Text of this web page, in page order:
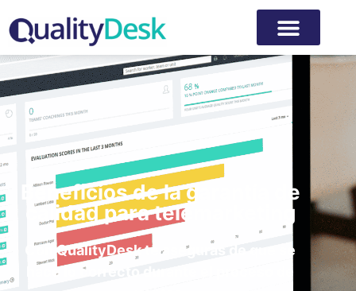
Beneficios de la garantía de
calidad para telemarketing
Con QualityDesk te aseguras de que se
hace lo correcto durante el proceso de